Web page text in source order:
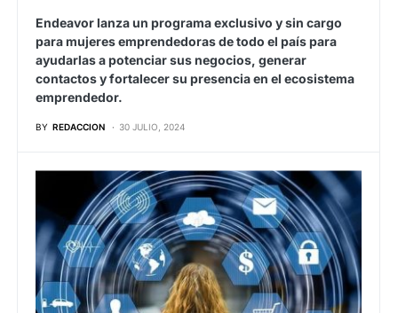
Endeavor lanza un programa exclusivo y sin cargo
para mujeres emprendedoras de todo el país para
ayudarlas a potenciar sus negocios, generar
contactos y fortalecer su presencia en el ecosistema
emprendedor.
BY REDACCION 30 JULIO, 2024